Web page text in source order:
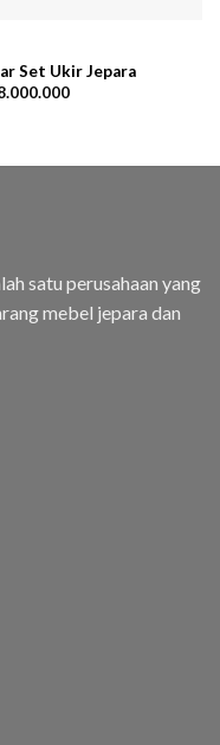
Set Ukir Jepara
satu perusahaan yang
mebel jepara dan